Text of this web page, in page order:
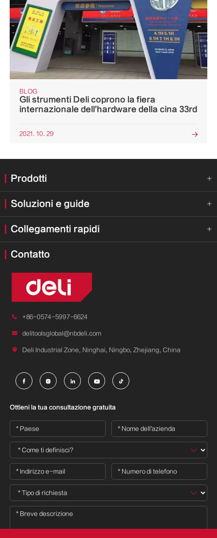
BLOG
Gli strumenti Deli coprono la fiera
internazionale dell'hardware della cina 33rd
2021. 10. 29 
Prodotti 
Soluzioni e guide 
Collegamenti rapidi 
Contatto
 +86-0574-5997-6624
 delitoolsglobal@nbdeli.com
 Deli Industrial Zone, Ninghai, Ningbo, Zhejiang, China
    
Ottieni la tua consultazione gratuita